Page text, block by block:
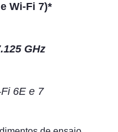
Wi-Fi 7)*
GHz
6E e 7